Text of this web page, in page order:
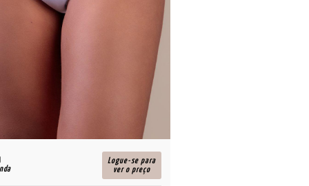
Logue-se para
ver o preço